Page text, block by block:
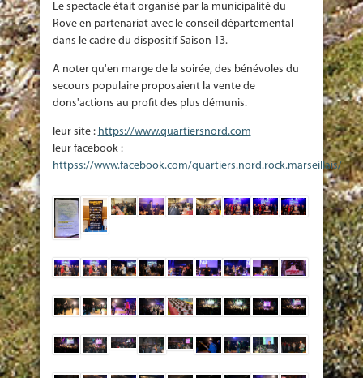
Le spectacle était organisé par la municipalité du
Rove en partenariat avec le conseil départemental
dans le cadre du dispositif Saison 13.
A noter qu'en marge de la soirée, des bénévoles du
secours populaire proposaient la vente de
dons'actions au profit des plus démunis.
leur site : https://www.quartiersnord.com
leur facebook :
httpss://www.facebook.com/quartiers.nord.rock.marseillais/